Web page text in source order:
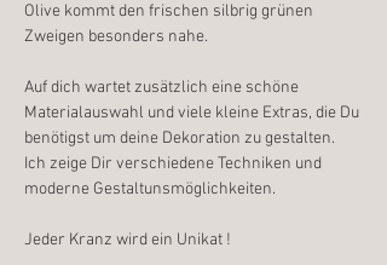
Olive kommt den frischen silbrig grünen
Zweigen besonders nahe.
Auf dich wartet zusätzlich eine schöne
Materialauswahl und viele kleine Extras, die Du
benötigst um deine Dekoration zu gestalten.
Ich zeige Dir verschiedene Techniken und
moderne Gestaltunsmöglichkeiten.
Jeder Kranz wird ein Unikat !